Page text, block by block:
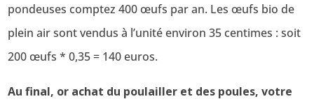
pondeuses comptez 400 œufs par an. Les œufs bio de
plein air sont vendus à l’unité environ 35 centimes : soit
200 œufs * 0,35 = 140 euros.
Au final, or achat du poulailler et des poules, votre